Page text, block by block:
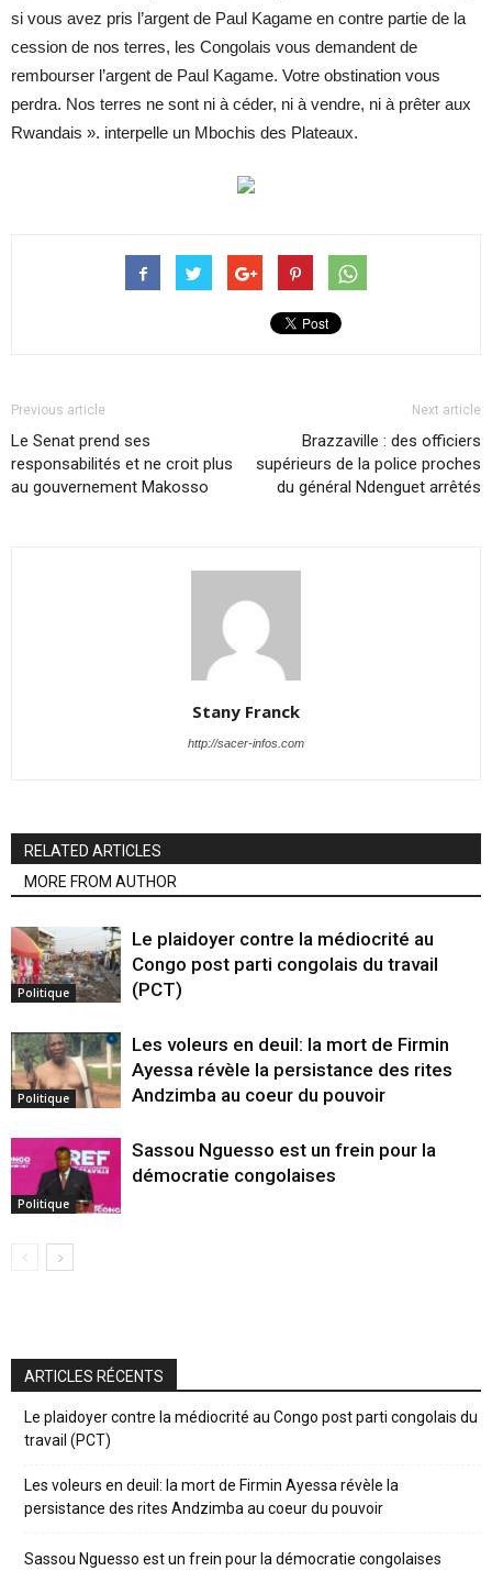
si vous avez pris l’argent de Paul Kagame en contre partie de la
cession de nos terres, les Congolais vous demandent de
rembourser l’argent de Paul Kagame. Votre obstination vous
perdra. Nos terres ne sont ni à céder, ni à vendre, ni à prêter aux
Rwandais ». interpelle un Mbochis des Plateaux.
Previous article
Le Senat prend ses
responsabilités et ne croit plus
au gouvernement Makosso
Next article
Brazzaville : des officiers
supérieurs de la police proches
du général Ndenguet arrêtés
Stany Franck
http://sacer-infos.com
RELATED ARTICLES
MORE FROM AUTHOR
Politique
Le plaidoyer contre la médiocrité au
Congo post parti congolais du travail
(PCT)
Politique
Les voleurs en deuil: la mort de Firmin
Ayessa révèle la persistance des rites
Andzimba au coeur du pouvoir
Politique
Sassou Nguesso est un frein pour la
démocratie congolaises
ARTICLES RÉCENTS
Le plaidoyer contre la médiocrité au Congo post parti congolais du
travail (PCT)
Les voleurs en deuil: la mort de Firmin Ayessa révèle la
persistance des rites Andzimba au coeur du pouvoir
Sassou Nguesso est un frein pour la démocratie congolaises